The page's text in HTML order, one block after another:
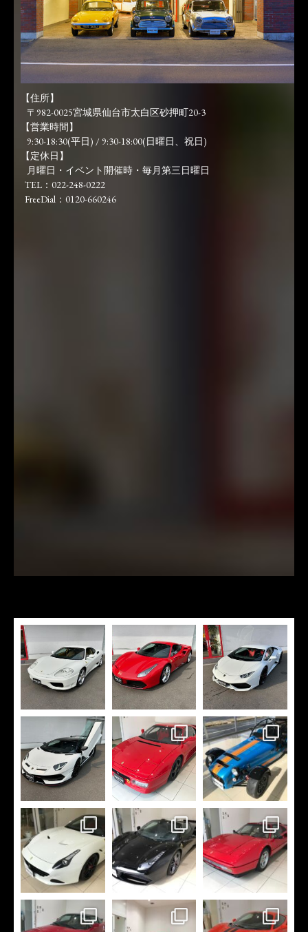
【住所】
〒982-0025宮城県仙台市太白区砂押町20-3
【営業時間】
9:30-18:30(平日) / 9:30-18:00(日曜日、祝日)
【定休日】
月曜日・イベント開催時・毎月第三日曜日
TEL：022-248-0222
FreeDial：0120-660246